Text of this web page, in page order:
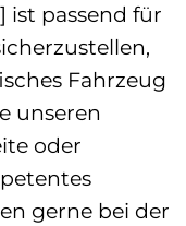
ist passend für
Fahrzeug
unseren
oder
gerne bei der